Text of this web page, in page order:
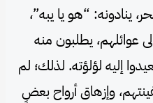
ينادونه: “هو يا يبه”،
عوائلهم، يطلبون منه
إليه لؤلؤته. لذلك؛ لم
وإزهاق أرواح بعضٍ